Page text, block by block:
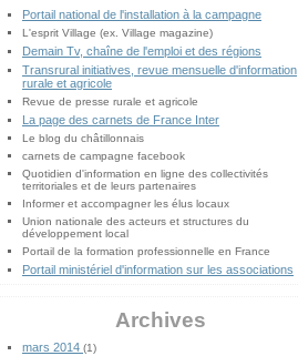
Portail national de l'installation à la campagne
L'esprit Village (ex. Village magazine)
Demain Tv, chaîne de l'emploi et des régions
Transrural initiatives, revue mensuelle d'information
rurale et agricole
Revue de presse rurale et agricole
La page des carnets de France Inter
Le blog du châtillonnais
carnets de campagne facebook
Quotidien d'information en ligne des collectivités
territoriales et de leurs partenaires
Informer et accompagner les élus locaux
Union nationale des acteurs et structures du
développement local
Portail de la formation professionnelle en France
Portail ministériel d'information sur les associations
Archives
mars 2014 (1)